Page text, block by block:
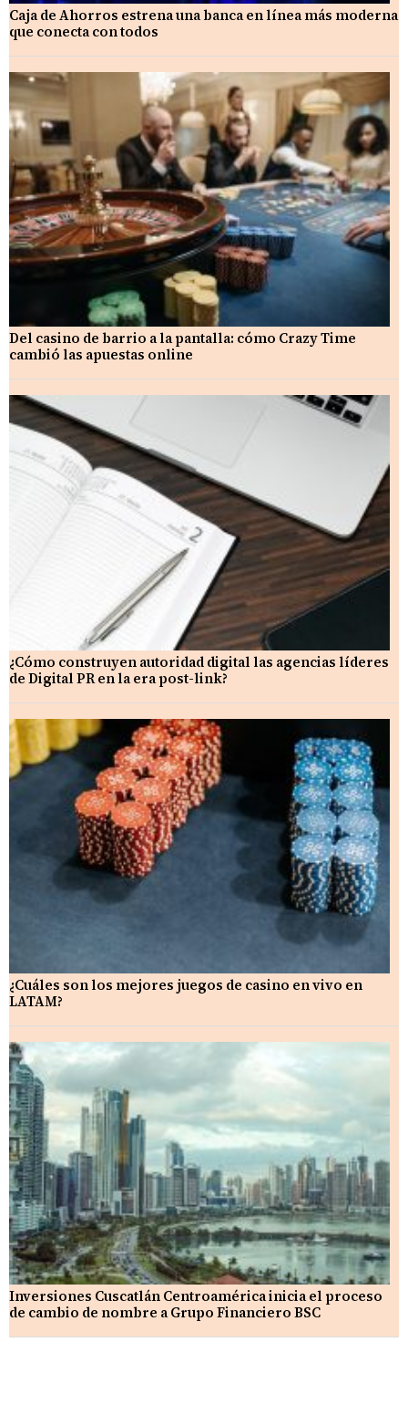
Caja de Ahorros estrena una banca en línea más moderna
que conecta con todos
Del casino de barrio a la pantalla: cómo Crazy Time
cambió las apuestas online
¿Cómo construyen autoridad digital las agencias líderes
de Digital PR en la era post-link?
¿Cuáles son los mejores juegos de casino en vivo en
LATAM?
Inversiones Cuscatlán Centroamérica inicia el proceso
de cambio de nombre a Grupo Financiero BSC